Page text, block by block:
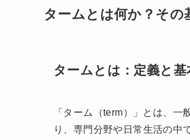
タームとは何か？その
タームとは：定義と基
「ターム（term）」とは、
り、専門分野や日常生活の中